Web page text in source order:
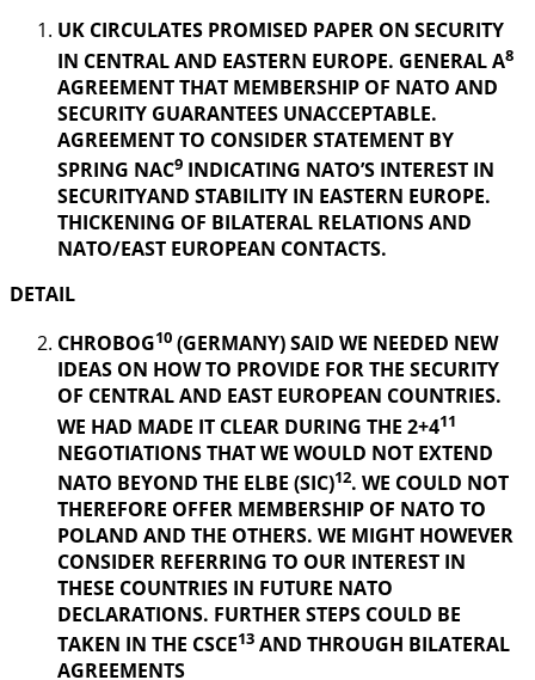
UK CIRCULATES PROMISED PAPER ON SECURITY
IN CENTRAL AND EASTERN EUROPE. GENERAL A8
AGREEMENT THAT MEMBERSHIP OF NATO AND
SECURITY GUARANTEES UNACCEPTABLE.
AGREEMENT TO CONSIDER STATEMENT BY
SPRING NAC9 INDICATING NATO’S INTEREST IN
SECURITYAND STABILITY IN EASTERN EUROPE.
THICKENING OF BILATERAL RELATIONS AND
NATO/EAST EUROPEAN CONTACTS.
DETAIL
CHROBOG10 (GERMANY) SAID WE NEEDED NEW
IDEAS ON HOW TO PROVIDE FOR THE SECURITY
OF CENTRAL AND EAST EUROPEAN COUNTRIES.
WE HAD MADE IT CLEAR DURING THE 2+411
NEGOTIATIONS THAT WE WOULD NOT EXTEND
NATO BEYOND THE ELBE (SIC)12. WE COULD NOT
THEREFORE OFFER MEMBERSHIP OF NATO TO
POLAND AND THE OTHERS. WE MIGHT HOWEVER
CONSIDER REFERRING TO OUR INTEREST IN
THESE COUNTRIES IN FUTURE NATO
DECLARATIONS. FURTHER STEPS COULD BE
TAKEN IN THE CSCE13 AND THROUGH BILATERAL
AGREEMENTS